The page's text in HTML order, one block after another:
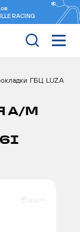
RACING
ГБЦ LUZA
А/М